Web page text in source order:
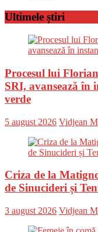
Ultimele știri
Procesul lui
SRI, avansează în
verde
Posted
5 august 2026 Author
Vidjean
Criza de la
de Sinucideri și
Posted
3 august 2026 Author
Vidjean